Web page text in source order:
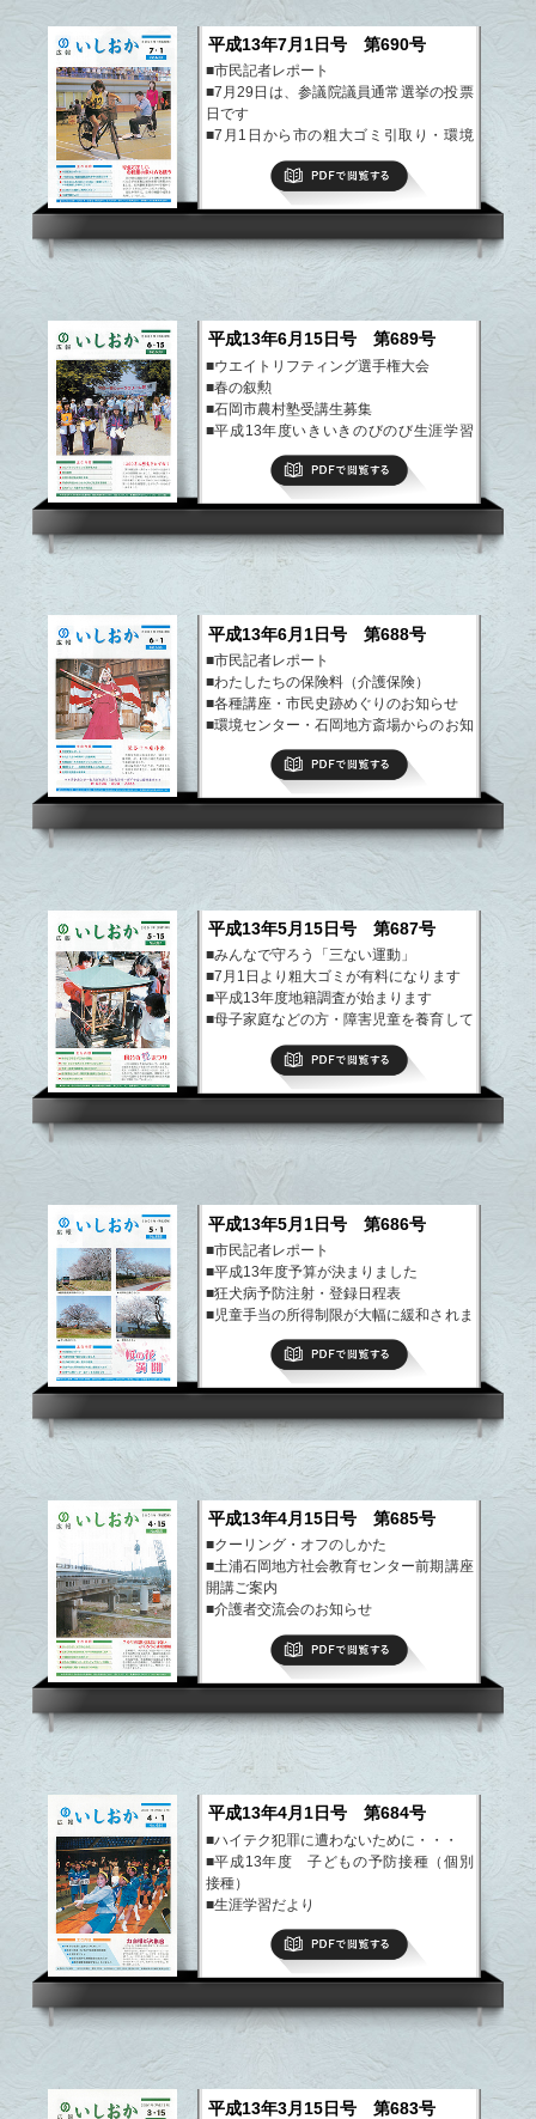
平成13年7月1日号 第690号
■市民記者レポート
■7月29日は、参議院議員通常選挙の投票
日です
■7月1日から市の粗大ゴミ引取り・環境
センターへの直接搬入が有料になります
■ひまわりの館をご利用ください
■生涯学習だより
PDFで閲覧する
平成13年6月15日号 第689号
■ウエイトリフティング選手権大会
■春の叙勲
■石岡市農村塾受講生募集
■平成13年度いきいきのびのび生涯学習
■忘れずに！児童手当の現況届
平成13年6月1日号 第688号
■市民記者レポート
■わたしたちの保険料（介護保険）
■各種講座・市民史跡めぐりのお知らせ
■環境センター・石岡地方斎場からのお知
■石岡市民号参加者募集
平成13年5月15日号 第687号
■みんなで守ろう「三ない運動」
■7月1日より粗大ゴミが有料になります
■平成13年度地籍調査が始まります
■母子家庭などの方・障害児童を養育して
■入札結果のお知らせ
平成13年5月1日号 第686号
■市民記者レポート
■平成13年度予算が決まりました
■狂犬病予防注射・登録日程表
■児童手当の所得制限が大幅に緩和されま
■日帰り人間ドック・脳ドックのお知らせPDFで閲覧する
平成13年4月15日号 第685号
■クーリング・オフのしかた
■土浦石岡地方社会教育センター前期講座
開講ご案内
■介護者交流会のお知らせ
■まちかど情報センターボランティアスタ
■女性問題に関する相談窓口の開設
平成13年4月1日号 第684号
■ハイテク犯罪に遭わないために・・・
■平成13年度 子どもの予防接種（個別
接種）
■生涯学習だより
■合併処理浄化槽補助金のお知らせ
■国民健康保険証が新しくなりました
平成13年3月15日号 第683号